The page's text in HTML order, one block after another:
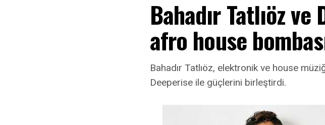
“Pastel Melankoli”de kırılganlık,
Bahadır Tatlıöz ve
afro house
Bahadır Tatlıöz, elektronik ve house
Deeperise ile güçlerini birleştirdi.